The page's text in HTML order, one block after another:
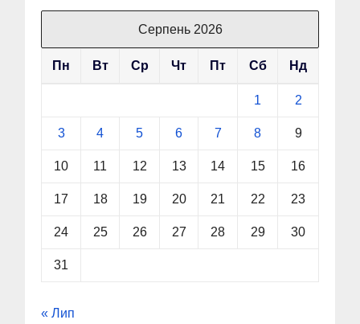
Серпень 2026
Пн Вт Ср Чт Пт Сб Нд
1 2
3 4 5 6 7 8 9
10 11 12 13 14 15 16
17 18 19 20 21 22 23
24 25 26 27 28 29 30
31
« Лип